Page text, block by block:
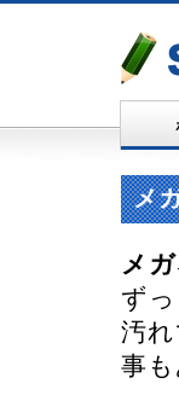
メ
メ
ず
汚
事も